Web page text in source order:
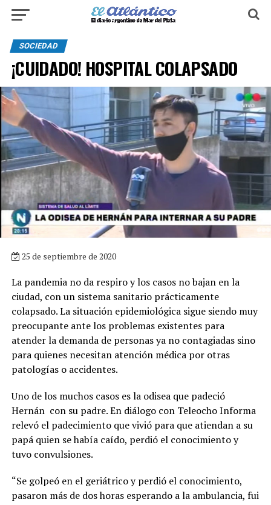
SOCIEDAD
¡CUIDADO! HOSPITAL COLAPSADO
25 de septiembre de 2020
La pandemia no da respiro y los casos no bajan en la
ciudad, con un sistema sanitario prácticamente
colapsado. La situación epidemiológica sigue siendo muy
preocupante ante los problemas existentes para
atender la demanda de personas ya no contagiadas sino
para quienes necesitan atención médica por otras
patologías o accidentes.
Uno de los muchos casos es la odisea que padeció
Hernán con su padre. En diálogo con Teleocho Informa
relevó el padecimiento que vivió para que atiendan a su
papá quien se había caído, perdió el conocimiento y
tuvo convulsiones.
“Se golpeó en el geriátrico y perdió el conocimiento,
pasaron más de dos horas esperando a la ambulancia, fui